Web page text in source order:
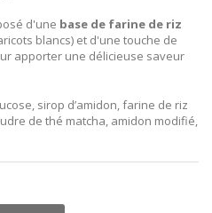
d'une base de farine de riz
blancs) et d'une touche de
apporter une délicieuse saveur
sirop d’amidon, farine de riz
de thé matcha, amidon modifié,